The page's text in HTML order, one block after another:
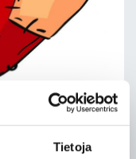
Tietoja